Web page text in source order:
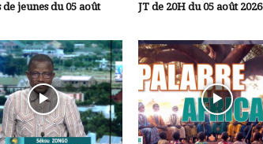
de jeunes du 05 août
JT de 20H du 05 août 2026